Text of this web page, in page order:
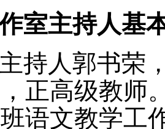
室主持人基
持人郭书荣
正高级教师
语文教学工